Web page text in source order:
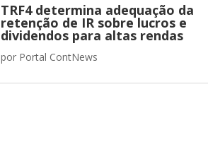
TRF4 determina adequação da
retenção de IR sobre lucros e
dividendos para altas rendas
por Portal ContNews